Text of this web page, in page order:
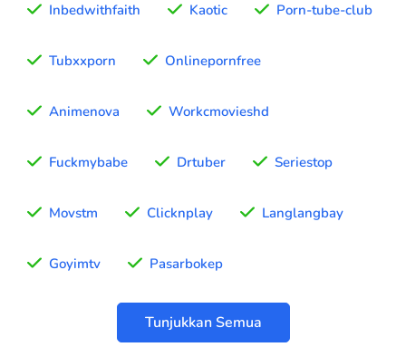
Inbedwithfaith Kaotic Porn-tube-club
Tubxxporn Onlinepornfree
Animenova Workcmovieshd
Fuckmybabe Drtuber Seriestop
Movstm Clicknplay Langlangbay
Goyimtv Pasarbokep
Tunjukkan Semua